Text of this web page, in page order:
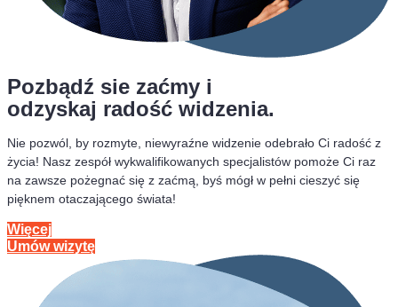
Pozbądź sie zaćmy i
odzyskaj radość widzenia.
Nie pozwól, by rozmyte, niewyraźne widzenie odebrało Ci radość z
życia! Nasz zespół wykwalifikowanych specjalistów pomoże Ci raz
na zawsze pożegnać się z zaćmą, byś mógł w pełni cieszyć się
pięknem otaczającego świata!
Więcej
Umów wizytę